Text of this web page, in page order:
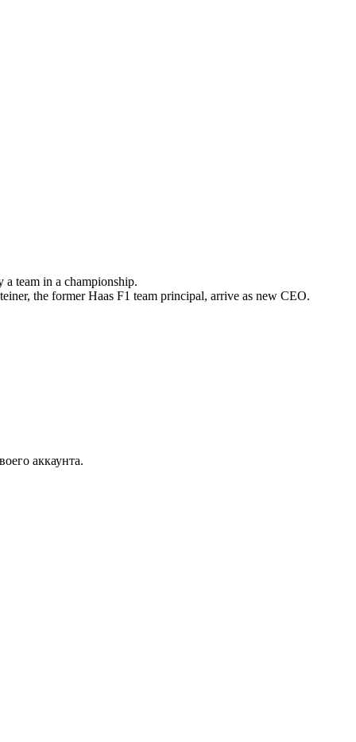
team in a championship.
the former Haas F1 team principal, arrive as new CEO.
аккаунта.